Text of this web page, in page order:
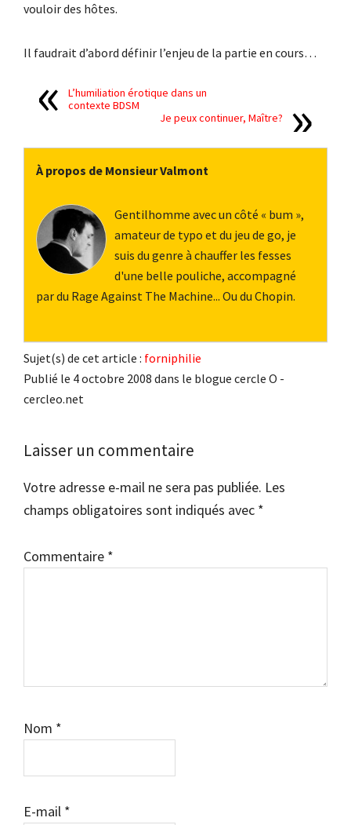
vouloir des hôtes.
Il faudrait d’abord définir l’enjeu de la partie en cours…
L’humiliation érotique dans un
contexte BDSM
Je peux continuer, Maître?
À propos de Monsieur Valmont
Gentilhomme avec un côté « bum »,
amateur de typo et du jeu de go, je
suis du genre à chauffer les fesses
d'une belle pouliche, accompagné
par du Rage Against The Machine... Ou du Chopin.
Sujet(s) de cet article : forniphilie
Publié le 4 octobre 2008 dans le blogue cercle O -
cercleo.net
Interactions
lecteur
Laisser un commentaire
Votre adresse e-mail ne sera pas publiée. Les
champs obligatoires sont indiqués avec *
Commentaire *
Nom *
E-mail *